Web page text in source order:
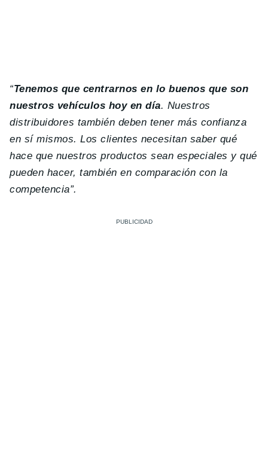
“Tenemos que centrarnos en lo buenos que son
nuestros vehículos hoy en día. Nuestros
distribuidores también deben tener más confianza
en sí mismos. Los clientes necesitan saber qué
hace que nuestros productos sean especiales y qué
pueden hacer, también en comparación con la
competencia”.